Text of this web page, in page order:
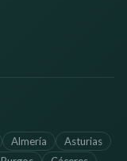
Almería
Asturias